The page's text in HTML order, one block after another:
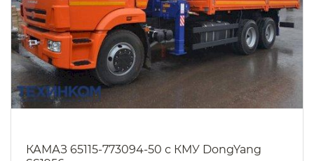
КАМАЗ 65115-773094-50 с КМУ DongYang